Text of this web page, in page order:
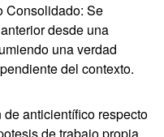
Consolidado: Se
desde una
una verdad
del contexto.
anticientífico respecto